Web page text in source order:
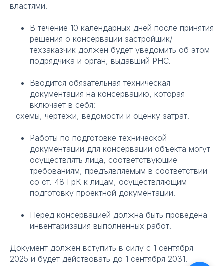
властями.
В течение 10 календарных дней после принятия
решения о консервации застройщик/
техзаказчик должен будет уведомить об этом
подрядчика и орган, выдавший РНС.
Вводится обязательная техническая
документация на консервацию, которая
включает в себя:
- схемы, чертежи, ведомости и оценку затрат.
Работы по подготовке технической
документации для консервации объекта могут
осуществлять лица, соответствующие
требованиям, предъявляемым в соответствии
со ст. 48 ГрК к лицам, осуществляющим
подготовку проектной документации.
Перед консервацией должна быть проведена
инвентаризация выполненных работ.
Документ должен вступить в силу с 1 сентября
2025 и будет действовать до 1 сентября 2031.